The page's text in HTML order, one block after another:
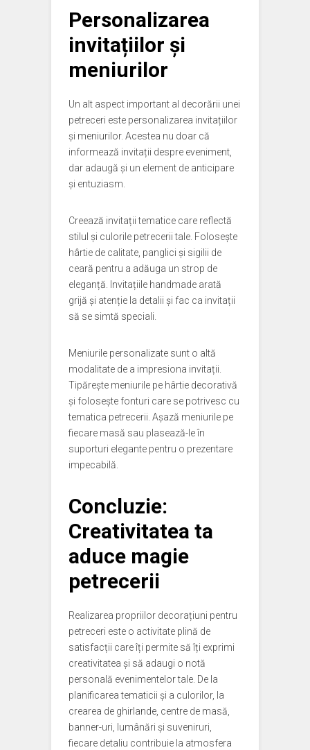
Personalizarea
invitațiilor și
meniurilor
Un alt aspect important al decorării unei
petreceri este personalizarea invitațiilor
și meniurilor. Acestea nu doar că
informează invitații despre eveniment,
dar adaugă și un element de anticipare
și entuziasm.
Creează invitații tematice care reflectă
stilul și culorile petrecerii tale. Folosește
hârtie de calitate, panglici și sigilii de
ceară pentru a adăuga un strop de
eleganță. Invitațiile handmade arată
grijă și atenție la detalii și fac ca invitații
să se simtă speciali.
Meniurile personalizate sunt o altă
modalitate de a impresiona invitații.
Tipărește meniurile pe hârtie decorativă
și folosește fonturi care se potrivesc cu
tematica petrecerii. Așază meniurile pe
fiecare masă sau plasează-le în
suporturi elegante pentru o prezentare
impecabilă.
Concluzie:
Creativitatea ta
aduce magie
petrecerii
Realizarea propriilor decorațiuni pentru
petreceri este o activitate plină de
satisfacții care îți permite să îți exprimi
creativitatea și să adaugi o notă
personală evenimentelor tale. De la
planificarea tematicii și a culorilor, la
crearea de ghirlande, centre de masă,
banner-uri, lumânări și suveniruri,
fiecare detaliu contribuie la atmosfera